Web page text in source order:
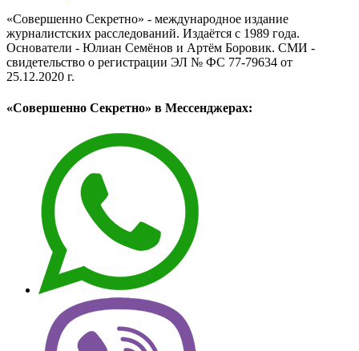
«Совершенно Секретно» - международное издание
журналистских расследований. Издаётся с 1989 года.
Основатели - Юлиан Семёнов и Артём Боровик. CМИ -
свидетельство о регистрации ЭЛ № ФС 77-79634 от
25.12.2020 г.
«Совершенно Секретно» в Мессенджерах: